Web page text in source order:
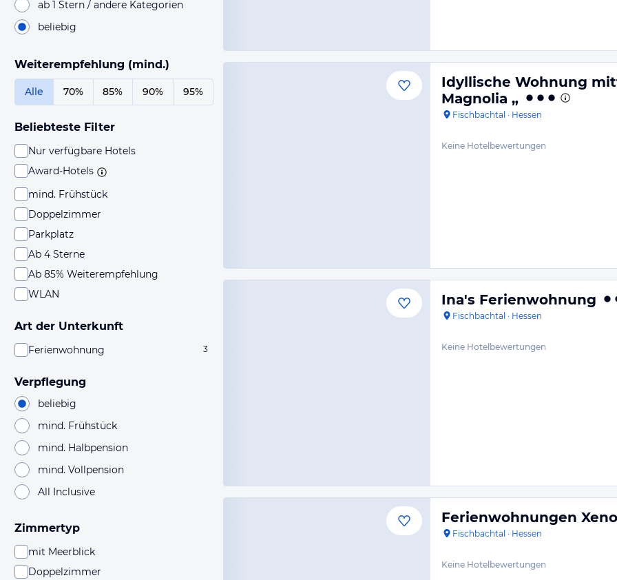
ab 1 Stern / andere Kategorien
beliebig
Weiterempfehlung (mind.)
Alle 70% 85% 90% 95%
Beliebteste Filter
Nur verfügbare Hotels
Award-Hotels
mind. Frühstück
Doppelzimmer
Parkplatz
Ab 4 Sterne
Ab 85% Weiterempfehlung
WLAN
Art der Unterkunft
Ferienwohnung 3
Verpflegung
beliebig
mind. Frühstück
mind. Halbpension
mind. Vollpension
All Inclusive
Zimmertyp
mit Meerblick
Doppelzimmer
Idyllische Wohnung
Magnolia „
Fischbachtal · Hessen
Keine Hotelbewertungen
Ina's Ferienwohnung
Fischbachtal · Hessen
Keine Hotelbewertungen
Ferienwohnungen
Fischbachtal · Hessen
Keine Hotelbewertungen